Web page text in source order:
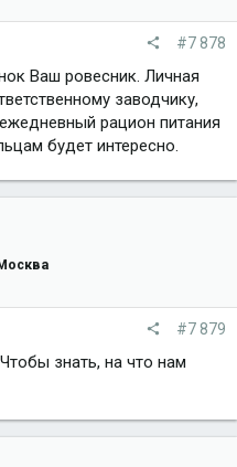
#7 878
Ваш ровесник. Личная
заводчику,
рацион питания
будет интересно.
#7 879
знать, на что нам